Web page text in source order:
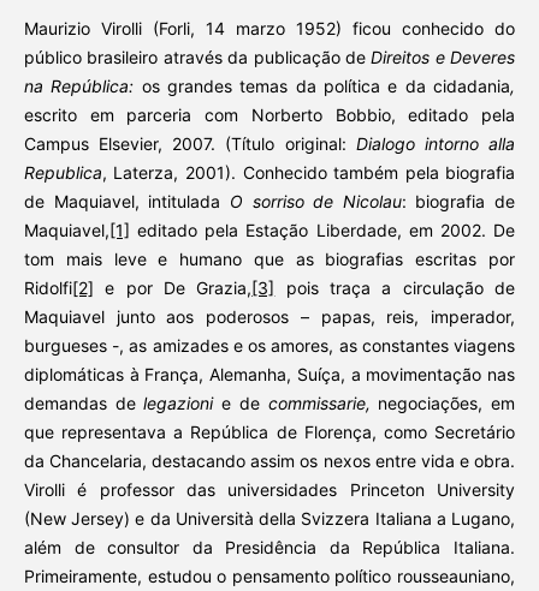
Maurizio Virolli (Forli, 14 marzo 1952) ficou conhecido do
público brasileiro através da publicação deDireitos e Deveres
na República: os grandes temas da política e da cidadania,
escrito em parceria com Norberto Bobbio, editado pela
Campus Elsevier, 2007. (Título original: Dialogo intorno alla
Republica, Laterza, 2001). Conhecido também pela biografia
de Maquiavel, intitulada O sorriso de Nicolau: biografia de
Maquiavel,[1] editado pela Estação Liberdade, em 2002. De
tom mais leve e humano que as biografias escritas por
Ridolfi[2] e por De Grazia,[3] pois traça a circulação de
Maquiavel junto aos poderosos – papas, reis, imperador,
burgueses -, as amizades e os amores, as constantes viagens
diplomáticas à França, Alemanha, Suíça, a movimentação nas
demandas delegazionie de commissarie, negociações, em
que representava a República de Florença, como Secretário
da Chancelaria, destacando assim os nexos entre vida e obra.
Virolli é professor das universidades Princeton University
(New Jersey) e da Università della Svizzera Italiana a Lugano,
além de consultor da Presidência da República Italiana.
Primeiramente, estudou o pensamento político rousseauniano,